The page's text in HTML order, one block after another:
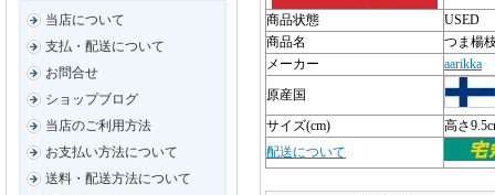
当店について
支払・配送について
お問合せ
ショップブログ
当店のご利用方法
お支払い方法について
送料・配送方法について
商品状態
USED
商品名
つま楊
メーカー
aarikka
原産国
サイズ(cm)
高さ
配送について